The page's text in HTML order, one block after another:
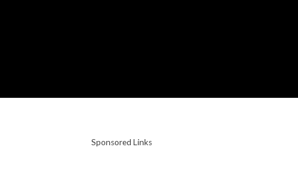
Sponsored Links